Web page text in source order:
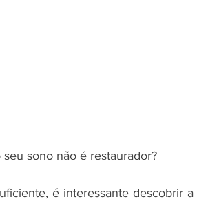
sono não é restaurador?
é interessante descobrir a